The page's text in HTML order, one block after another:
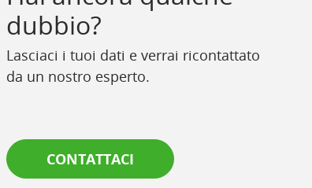
dubbio?
Lasciaci i tuoi dati e verrai ricontattato
da un nostro esperto.
CONTATTACI